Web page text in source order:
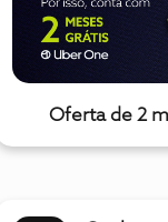
Oferta de 2